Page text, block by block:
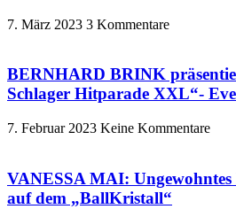
7. März 2023 3 Kommentare
BERNHARD BRINK
Schlager Hitparade XXL“-
7. Februar 2023 Keine Kommentare
VANESSA MAI:
auf dem „BallKristall“